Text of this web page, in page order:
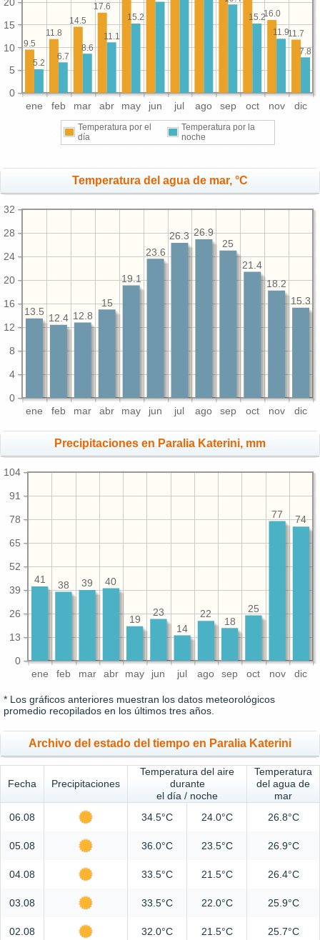
ene feb mar abr may jun jul ago sep oct nov dic
0
5
10
15
11.7
16.0
17.6
14.5
11.8
9.5
7.8
11.9
15.2
15.2
11.1
8.6
6.7
5.2
Temperatura por el
día
Temperatura por la
noche
Temperatura del agua de mar, °C
ene feb mar abr may jun jul ago sep oct nov dic
0
4
8
12
16
20
24
28
32
15.3
18.2
21.4
25
26.9
26.3
23.6
19.1
15
12.8
12.4
13.5
Precipitaciones en Paralia Katerini, mm
ene feb mar abr may jun jul ago sep oct nov dic
0
13
26
39
52
65
78
91
104
74
77
25
18
22
14
23
19
40
39
38
41
* Los gráficos anteriores muestran los datos meteorológicos
promedio recopilados en los últimos tres años.
Archivo del estado del tiempo en Paralia Katerini
Fecha Precipitaciones
Temperatura del aire
durante
el día / noche
Temperatura
del agua de
mar
06.08
34.5°C 24.0°C 26.8°C
05.08 36.0°C 23.5°C 26.9°C
04.08 33.5°C 21.5°C 26.4°C
03.08 33.5°C 22.0°C 25.9°C
02.08 32.0°C 21.5°C 25.7°C